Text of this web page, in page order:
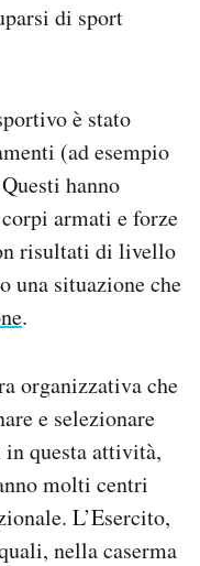
di sport
è stato
(ad esempio
hanno
armati e forze
risultati di livello
una situazione che
.
organizzativa che
e selezionare
questa attività,
molti centri
L’Esercito,
nella caserma